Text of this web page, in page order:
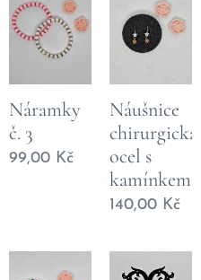
Náramky
č. 3
99,00 Kč
Náušnice
chirurgická
ocel s
kamínkem
140,00 Kč